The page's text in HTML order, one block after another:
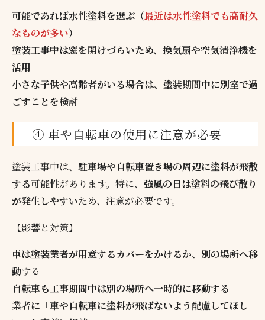
可能であれば水性塗料を選ぶ（最近は水性塗料でも高耐久
なものが多い）
塗装工事中は窓を開けづらいため、換気扇や空気清浄機を
活用
小さな子供や高齢者がいる場合は、塗装期間中に別室で過
ごすことを検討
④ 車や自転車の使用に注意が必要
塗装工事中は、駐車場や自転車置き場の周辺に塗料が飛散
する可能性があります。特に、強風の日は塗料の飛び散り
が発生しやすいため、注意が必要です。
【影響と対策】
車は塗装業者が用意するカバーをかけるか、別の場所へ移
動する
自転車も工事期間中は別の場所へ一時的に移動する
業者に「車や自転車に塗料が飛ばないよう配慮してほし